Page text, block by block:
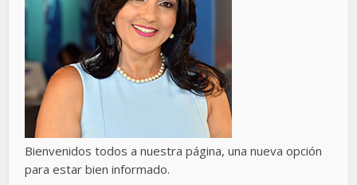
Bienvenidos todos a nuestra página, una nueva opción
para estar bien informado.